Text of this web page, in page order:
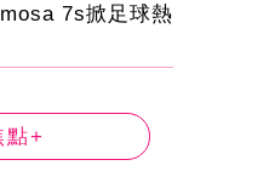
7s掀足球熱
點+